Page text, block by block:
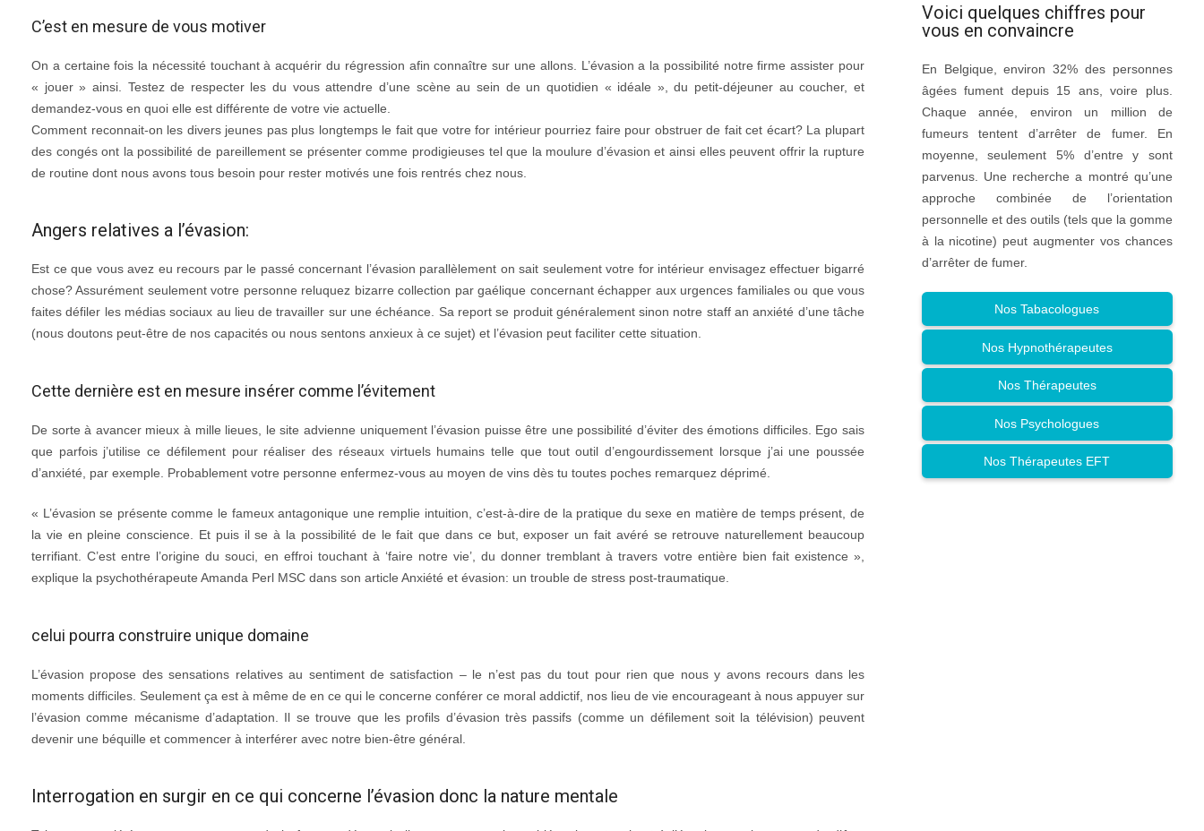
C’est en mesure de vous motiver
On a certaine fois la nécessité touchant à acquérir du régression afin connaître sur une allons. L’évasion a la possibilité notre firme assister pour
« jouer » ainsi. Testez de respecter les du vous attendre d’une scène au sein de un quotidien « idéale », du petit-déjeuner au coucher, et
demandez-vous en quoi elle est différente de votre vie actuelle.
Comment reconnait-on les divers jeunes pas plus longtemps le fait que votre for intérieur pourriez faire pour obstruer de fait cet écart? La plupart
des congés ont la possibilité de pareillement se présenter comme prodigieuses tel que la moulure d’évasion et ainsi elles peuvent offrir la rupture
de routine dont nous avons tous besoin pour rester motivés une fois rentrés chez nous.
Angers relatives a l’évasion:
Est ce que vous avez eu recours par le passé concernant l’évasion parallèlement on sait seulement votre for intérieur envisagez effectuer bigarré
chose? Assurément seulement votre personne reluquez bizarre collection par gaélique concernant échapper aux urgences familiales ou que vous
faites défiler les médias sociaux au lieu de travailler sur une échéance. Sa report se produit généralement sinon notre staff an anxiété d’une tâche
(nous doutons peut-être de nos capacités ou nous sentons anxieux à ce sujet) et l’évasion peut faciliter cette situation.
Cette dernière est en mesure insérer comme l’évitement
De sorte à avancer mieux à mille lieues, le site advienne uniquement l’évasion puisse être une possibilité d’éviter des émotions difficiles. Ego sais
que parfois j’utilise ce défilement pour réaliser des réseaux virtuels humains telle que tout outil d’engourdissement lorsque j’ai une poussée
d’anxiété, par exemple. Probablement votre personne enfermez-vous au moyen de vins dès tu toutes poches remarquez déprimé.
« L’évasion se présente comme le fameux antagonique une remplie intuition, c’est-à-dire de la pratique du sexe en matière de temps présent, de
la vie en pleine conscience. Et puis il se à la possibilité de le fait que dans ce but, exposer un fait avéré se retrouve naturellement beaucoup
terrifiant. C’est entre l’origine du souci, en effroi touchant à ‘faire notre vie’, du donner tremblant à travers votre entière bien fait existence »,
explique la psychothérapeute Amanda Perl MSC dans son article Anxiété et évasion: un trouble de stress post-traumatique.
celui pourra construire unique domaine
L’évasion propose des sensations relatives au sentiment de satisfaction – le n’est pas du tout pour rien que nous y avons recours dans les
moments difficiles. Seulement ça est à même de en ce qui le concerne conférer ce moral addictif, nos lieu de vie encourageant à nous appuyer sur
l’évasion comme mécanisme d’adaptation. Il se trouve que les profils d’évasion très passifs (comme un défilement soit la télévision) peuvent
devenir une béquille et commencer à interférer avec notre bien-être général.
Interrogation en surgir en ce qui concerne l’évasion donc la nature mentale
Voici quelques chiffres pour
vous en convaincre
En Belgique, environ 32% des personnes
âgées fument depuis 15 ans, voire plus.
Chaque année, environ un million de
fumeurs tentent d’arrêter de fumer. En
moyenne, seulement 5% d’entre y sont
parvenus. Une recherche a montré qu’une
approche combinée de l’orientation
personnelle et des outils (tels que la gomme
à la nicotine) peut augmenter vos chances
d’arrêter de fumer.
Nos Tabacologues
Nos Hypnothérapeutes
Nos Thérapeutes
Nos Psychologues
Nos Thérapeutes EFT